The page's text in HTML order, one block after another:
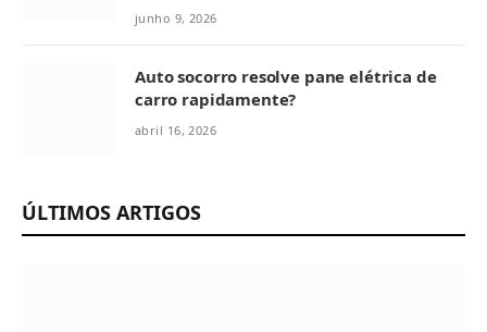
junho 9, 2026
Auto socorro resolve pane elétrica de
carro rapidamente?
abril 16, 2026
ÚLTIMOS ARTIGOS